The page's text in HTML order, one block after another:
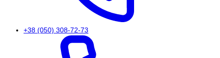
+38 (050) 308-72-73